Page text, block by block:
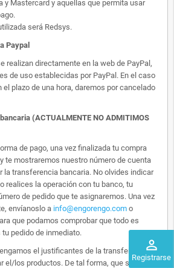
perm_identity
Registrarse
y Mastercard y aquellas que permita usar
será Redsys.
Paypal
realizan directamente en la web de PayPal,
de uso establecidas por PayPal. En el caso
el plazo de una hora, daremos por cancelado
(ACTUALMENTE NO ADMITIMOS
de pago, una vez finalizada tu compra
te mostraremos nuestro número de cuenta
la transferencia bancaria. No olvides indicar
realices la operación con tu banco, tu
de pedido que te asignaremos. Una vez
envíanoslo a info@engorengo.com o
que podamos comprobar que todo es
pedido de inmediato.
el justificantes de la transferencia,
el/los productos. De tal forma, que si alguien